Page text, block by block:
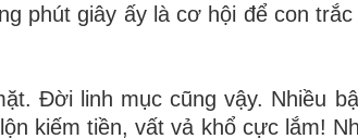
phút giây ấy là cơ hội để con trắc
Đời linh mục cũng vậy. Nhiều
kiếm tiền, vất vả khổ cực lắm!